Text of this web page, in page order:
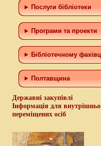
Послуги бібліотеки
Програми та проекти
Бiблiотечному
Полтавщина
Державні закупівлі
Інформація для внутрішньо
переміщених осіб